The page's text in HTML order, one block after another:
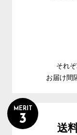
それ
お届け間
MERIT
3
送